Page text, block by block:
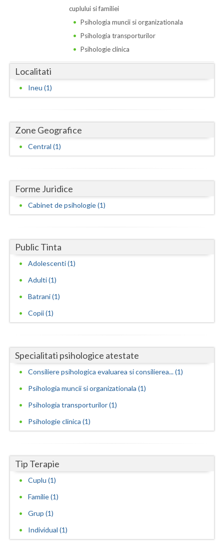
Dolj
Galati
Gorj
Harghita
Ialomita
Iasi
Maramures
Mehedinti
Prahova
Satu-Mare
Sibiu
Timis
Vaslui
cuplului si familiei
Psihologia muncii si organizationala
Psihologia transporturilor
Psihologie clinica
Localitati
Ineu (1)
Zone Geografice
Central (1)
Forme Juridice
Cabinet de psihologie (1)
Public Tinta
Adolescenti (1)
Adulti (1)
Batrani (1)
Copii (1)
Specialitati psihologice atestate
Consiliere psihologica evaluarea si consilierea... (1)
Psihologia muncii si organizationala (1)
Psihologia transporturilor (1)
Psihologie clinica (1)
Tip Terapie
Cuplu (1)
Familie (1)
Grup (1)
Individual (1)